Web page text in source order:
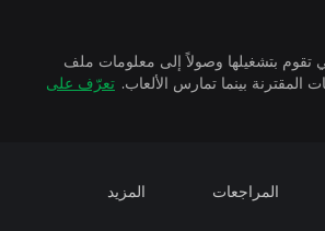
تقوم بتشغيلها وصولاً إلى معلومات ملف
تعرّف على
المراجعات المزيد